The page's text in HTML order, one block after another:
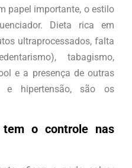
papel importante, o estilo
Dieta rica em
ultraprocessados, falta
tabagismo,
e a presença de outras
e hipertensão, são os
o controle nas